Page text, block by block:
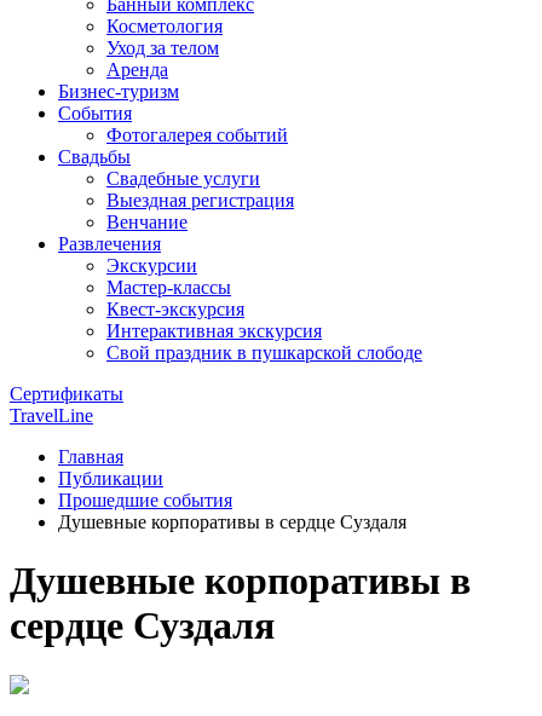
Банный комплекс
Косметология
Уход за телом
Аренда
Бизнес-туризм
События
Фотогалерея событий
Свадьбы
Свадебные услуги
Выездная регистрация
Венчание
Развлечения
Экскурсии
Мастер-классы
Квест-экскурсия
Интерактивная экскурсия
Свой праздник в пушкарской слободе
Сертификаты
TravelLine
Главная
Публикации
Прошедшие события
Душевные корпоративы в сердце Суздаля
Душевные корпоративы в
сердце Суздаля